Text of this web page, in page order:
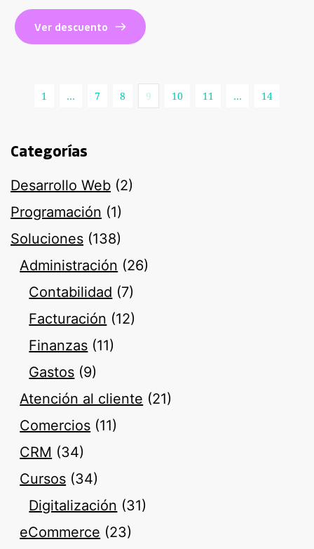
Ver descuento
1 … 7 8 9 10 11 … 14
Categorías
Desarrollo Web (2)
Programación (1)
Soluciones (138)
Administración (26)
Contabilidad (7)
Facturación (12)
Finanzas (11)
Gastos (9)
Atención al cliente (21)
Comercios (11)
CRM (34)
Cursos (34)
Digitalización (31)
eCommerce (23)